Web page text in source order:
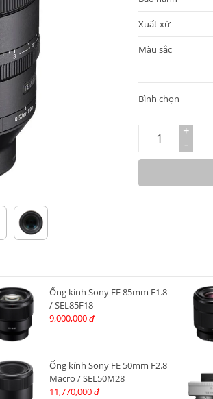
Xuất xứ
Màu sắc
Bình chọn
+
-
Ống kính Sony FE 85mm F1.8
/ SEL85F18
9,000,000 đ
Ống kính Sony FE 50mm F2.8
Macro / SEL50M28
11,770,000 đ